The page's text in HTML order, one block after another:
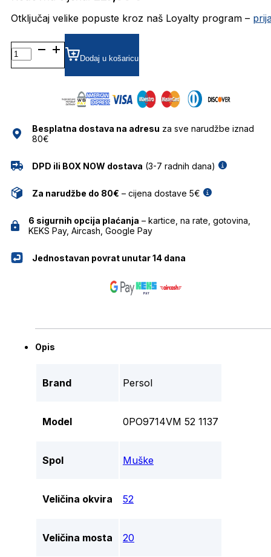
Otključaj velike popuste kroz naš Loyalty program –
0PO9714VM DIOPTRIJSKI
OKVIRI
PERSOL
Dodaj u košaricu
Besplatna dostava na adresu za sve narudžbe iznad
80€
DPD ili BOX NOW dostava (3-7 radnih dana)
Za narudžbe do 80€ – cijena dostave 5€
6 sigurnih opcija plaćanja – kartice, na rate, gotovina,
KEKS Pay, Aircash, Google Pay
Jednostavan povrat unutar 14 dana
Opis
Brand Persol
Model 0PO9714VM 52 1137
Spol Muške
Veličina okvira 52
Veličina mosta 20